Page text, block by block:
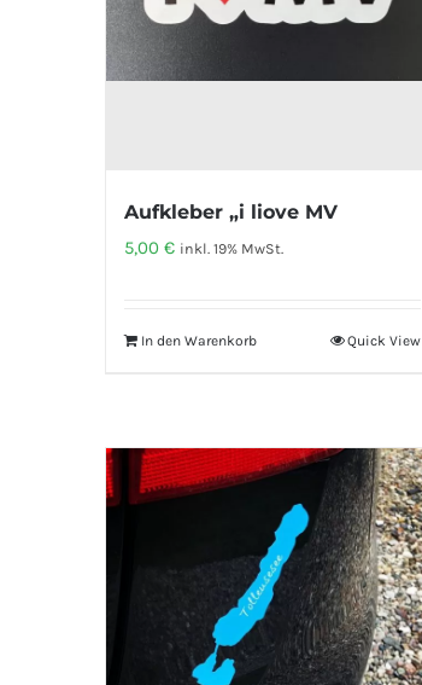
Aufkleber „i liove MV
5,00 € inkl. 19% MwSt.
In den Warenkorb Quick View